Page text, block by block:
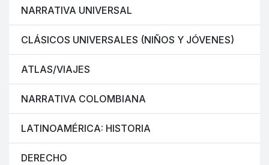
NARRATIVA UNIVERSAL
CLÁSICOS UNIVERSALES (NIÑOS Y JÓVENES)
ATLAS/VIAJES
NARRATIVA COLOMBIANA
LATINOAMÉRICA: HISTORIA
DERECHO